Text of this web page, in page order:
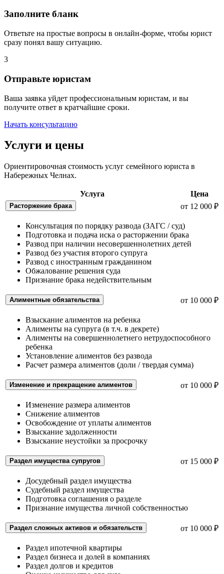
Заполните бланк
Ответьте на простые вопросы в онлайн-форме, чтобы юрист
сразу понял вашу ситуацию.
3
Отправьте юристам
Ваша заявка уйдет профессиональным юристам, и вы
получите ответ в кратчайшие сроки.
Начать консультацию
Услуги и цены
Ориентировочная стоимость услуг семейного юриста в
Набережных Челнах.
Услуга Цена
Расторжение брака от 12 000 ₽
Консультация по порядку развода (ЗАГС / суд)
Подготовка и подача иска о расторжении брака
Развод при наличии несовершеннолетних детей
Развод без участия второго супруга
Развод с иностранным гражданином
Обжалование решения суда
Признание брака недействительным
Алиментные обязательства от 10 000 ₽
Взыскание алиментов на ребенка
Алименты на супруга (в т.ч. в декрете)
Алименты на совершеннолетнего нетрудоспособного
ребенка
Установление алиментов без развода
Расчет размера алиментов (доли / твердая сумма)
Изменение и прекращение алиментов от 10 000 ₽
Изменение размера алиментов
Снижение алиментов
Освобождение от уплаты алиментов
Взыскание задолженности
Взыскание неустойки за просрочку
Раздел имущества супругов от 15 000 ₽
Досудебный раздел имущества
Судебный раздел имущества
Подготовка соглашения о разделе
Признание имущества личной собственностью
Раздел сложных активов и обязательств от 10 000 ₽
Раздел ипотечной квартиры
Раздел бизнеса и долей в компаниях
Раздел долгов и кредитов